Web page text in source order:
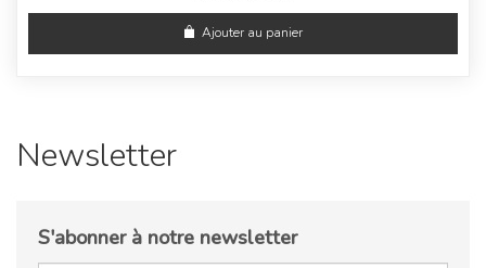
Ajouter au panier
Newsletter
S'abonner à notre newsletter